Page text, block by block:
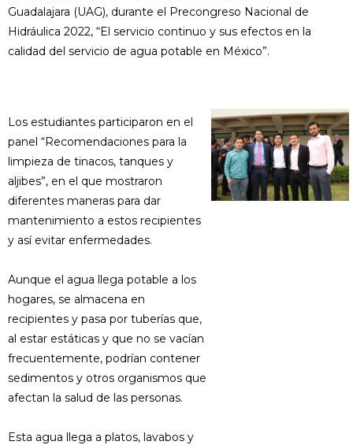
Guadalajara (UAG), durante el Precongreso Nacional de
Hidráulica 2022, “El servicio continuo y sus efectos en la
calidad del servicio de agua potable en México”.
Los estudiantes participaron en el
panel “Recomendaciones para la
limpieza de tinacos, tanques y
aljibes”, en el que mostraron
diferentes maneras para dar
mantenimiento a estos recipientes
y así evitar enfermedades.
Aunque el agua llega potable a los
hogares, se almacena en
recipientes y pasa por tuberías que,
al estar estáticas y que no se vacían
frecuentemente, podrían contener
sedimentos y otros organismos que
afectan la salud de las personas.
Esta agua llega a platos, lavabos y